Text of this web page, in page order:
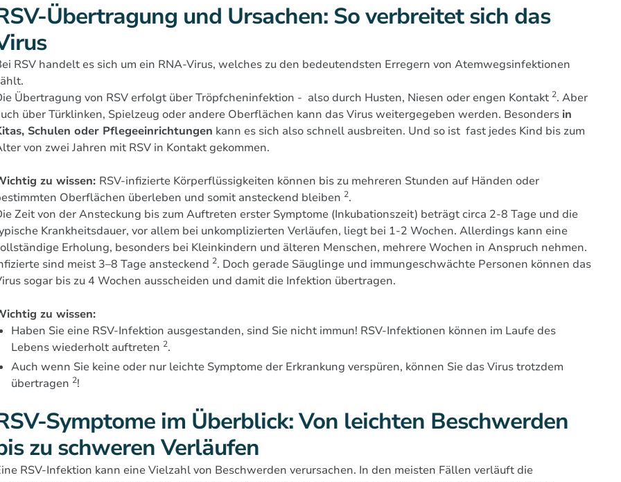
Übertragung und Ursachen: So verbreitet sich das
RSV handelt es sich um ein RNA-Virus, welches zu den bedeutendsten Erregern von Atemwegsinfektionen
Übertragung von RSV erfolgt über Tröpfcheninfektion - also durch Husten, Niesen oder engen Kontakt 2. Aber
über Türklinken, Spielzeug oder andere Oberflächen kann das Virus weitergegeben werden. Besonders in
Schulen oder Pflegeeinrichtungen kann es sich also schnell ausbreiten. Und so ist fast jedes Kind bis zum
von zwei Jahren mit RSV in Kontakt gekommen.
zu wissen: RSV-infizierte Körperflüssigkeiten können bis zu mehreren Stunden auf Händen oder
Oberflächen überleben und somit ansteckend bleiben 2.
Zeit von der Ansteckung bis zum Auftreten erster Symptome (Inkubationszeit) beträgt circa 2-8 Tage und die
Krankheitsdauer, vor allem bei unkomplizierten Verläufen, liegt bei 1-2 Wochen. Allerdings kann eine
Erholung, besonders bei Kleinkindern und älteren Menschen, mehrere Wochen in Anspruch nehmen.
sind meist 3–8 Tage ansteckend 2. Doch gerade Säuglinge und immungeschwächte Personen können das
sogar bis zu 4 Wochen ausscheiden und damit die Infektion übertragen.
zu wissen:
Haben Sie eine RSV-Infektion ausgestanden, sind Sie nicht immun! RSV-Infektionen können im Laufe des
Lebens wiederholt auftreten 2.
Auch wenn Sie keine oder nur leichte Symptome der Erkrankung verspüren, können Sie das Virus trotzdem
übertragen 2!
Symptome im Überblick: Von leichten Beschwerden
zu schweren Verläufen
RSV-Infektion kann eine Vielzahl von Beschwerden verursachen. In den meisten Fällen verläuft die